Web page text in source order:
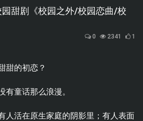
甜剧《校园之外/校园恋曲/校
0 2341 1
甜的初恋？
有童话那么浪漫。
人活在原生家庭的阴影里；有人表面